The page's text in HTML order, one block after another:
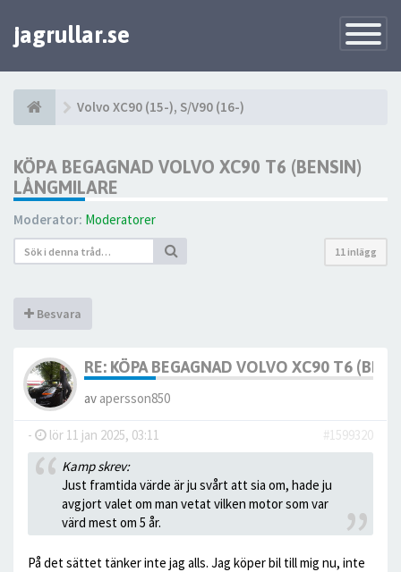
Toggle
jagrullar.se
Volvo XC90 (15-), S/V90 (16-)
KÖPA BEGAGNAD VOLVO XC90 T6 (BENSIN)
LÅNGMILARE
Moderator: Moderatorer
11 inlägg
Besvara
RE: KÖPA BEGAGNAD VOLVO XC90 T6
av apersson850
- lör 11 jan 2025, 03:11
#1599320
Kamp skrev:
Just framtida värde är ju svårt att sia om, hade ju
avgjort valet om man vetat vilken motor som var
värd mest om 5 år.
På det sättet tänker inte jag alls. Jag köper bil till mig nu, inte